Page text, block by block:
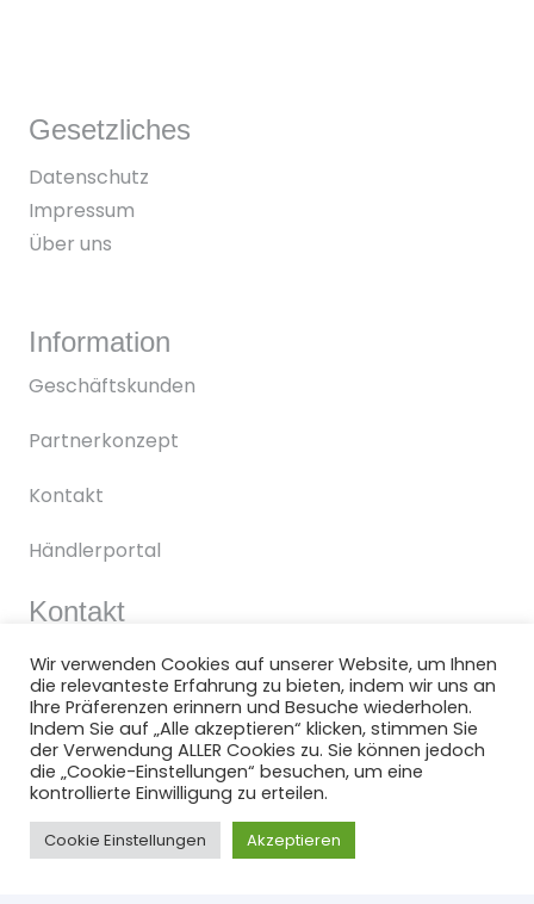
Gesetzliches
Datenschutz
Impressum
Über uns
Information
Geschäftskunden
Partnerkonzept
Kontakt
Händlerportal
Kontakt
Friends Mobile cc
GmbH& Co. KG
Luxemburger Strasse 96
50354 Hürth
Tel: +49 22 19928321
E-Mail:info@friendsmobile.de
Wir verwenden Cookies auf unserer Website, um Ihnen
die relevanteste Erfahrung zu bieten, indem wir uns an
Ihre Präferenzen erinnern und Besuche wiederholen.
Indem Sie auf „Alle akzeptieren“ klicken, stimmen Sie
der Verwendung ALLER Cookies zu. Sie können jedoch
die „Cookie-Einstellungen“ besuchen, um eine
kontrollierte Einwilligung zu erteilen.
Cookie Einstellungen Akzeptieren